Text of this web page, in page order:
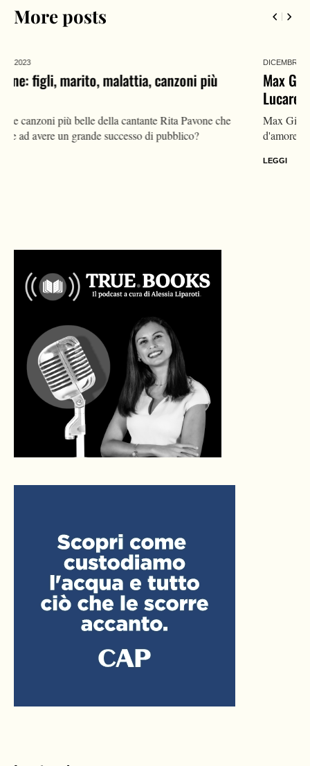
More posts
DICEMBRE 24,
Max Giusti oggi: età, moglie, figli, Selvaggia
Max Giusti è un conduttore televisivo che ha avuto una storia
d'amore anche con la giornalista Selvaggia Lucarelli